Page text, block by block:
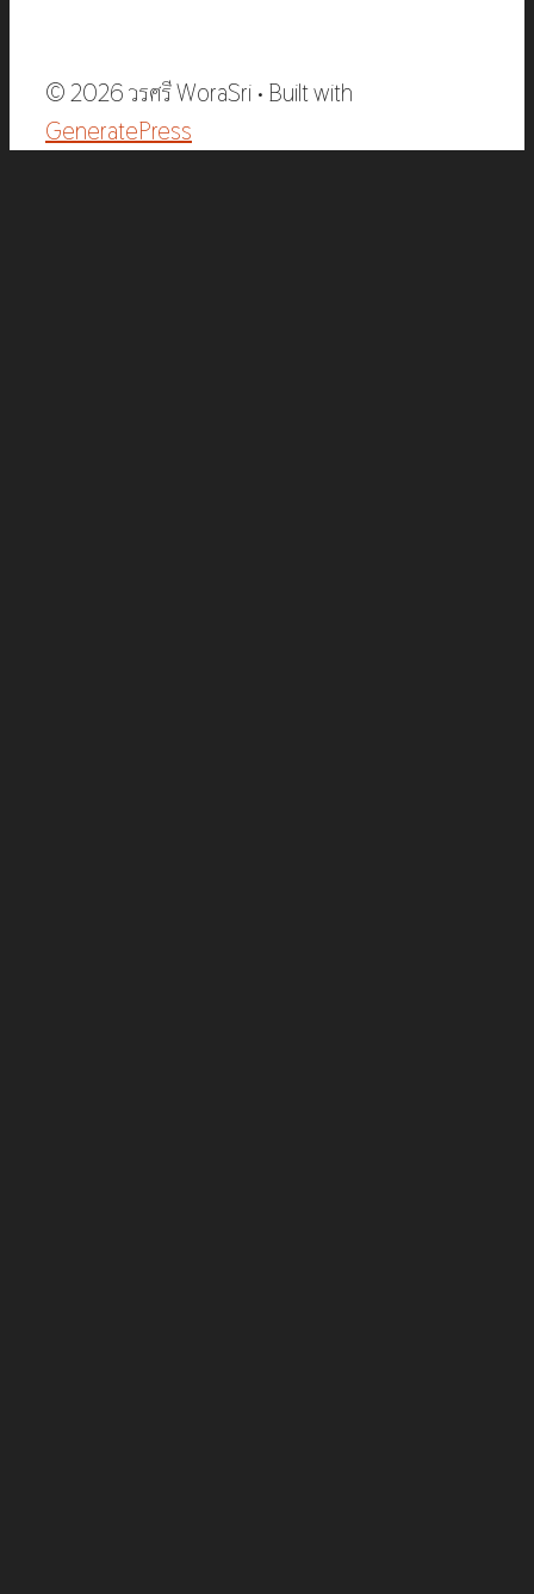
© 2026 วรศรี WoraSri • Built with
GeneratePress